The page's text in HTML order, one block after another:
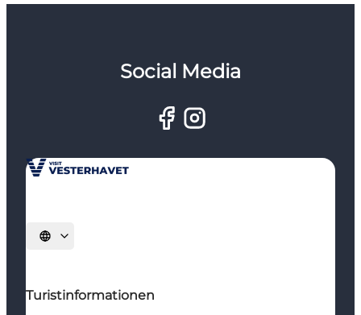
Social Media
Sprache auswählen
Turistinformationen